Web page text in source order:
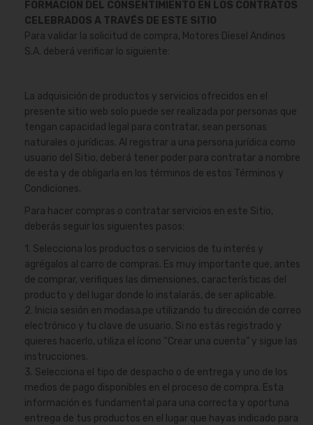
FORMACIÓN DEL CONSENTIMIENTO EN LOS CONTRATOS
CELEBRADOS A TRAVÉS DE ESTE SITIO
Para validar la solicitud de compra, Motores Diesel Andinos
S.A. deberá verificar lo siguiente:
La adquisición de productos y servicios ofrecidos en el
presente sitio web solo puede ser realizada por personas que
tengan capacidad legal para contratar, sean personas
naturales o jurídicas. Al registrar a una persona jurídica como
usuario del Sitio, deberá tener poder para contratar a nombre
de esta y de obligarla en los términos de estos Términos y
Condiciones.
Para hacer compras o contratar servicios en este Sitio,
deberás seguir los siguientes pasos:
1. Selecciona los productos o servicios de tu interés y
agrégalos al carro de compras. Es muy importante que, antes
de comprar, verifiques las dimensiones, características del
producto y del lugar donde lo instalarás, de ser aplicable.
2. Inicia sesión en modasa.pe utilizando tu dirección de correo
electrónico y tu clave de usuario. Si no estás registrado y
quieres hacerlo, utiliza el ícono “Crear una cuenta” y sigue las
instrucciones.
3. Selecciona el tipo de despacho o de entrega y uno de los
medios de pago disponibles en el proceso de compra. Esta
información es fundamental para una correcta y oportuna
entrega de tus productos en el lugar que hayas indicado para